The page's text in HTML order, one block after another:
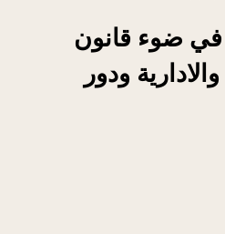
ضوء قانون
ودور